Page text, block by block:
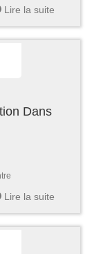
Lire la suite
Dans
Lire la suite